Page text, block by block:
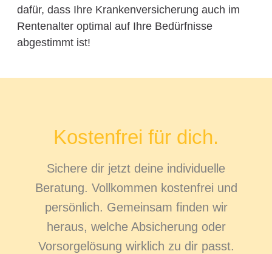
dafür, dass Ihre Krankenversicherung auch im
Rentenalter optimal auf Ihre Bedürfnisse
abgestimmt ist!
Kostenfrei für dich.
Sichere dir jetzt deine individuelle
Beratung. Vollkommen kostenfrei und
persönlich. Gemeinsam finden wir
heraus, welche Absicherung oder
Vorsorgelösung wirklich zu dir passt.